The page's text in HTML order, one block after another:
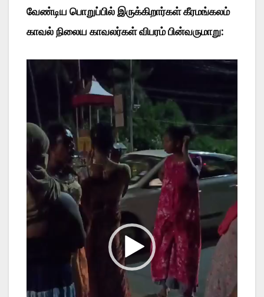
வேண்டிய பொறுப்பில் இருக்கிறார்கள் கீரமங்கலம்
காவல் நிலைய காவலர்கள் விபரம் பின்வருமாறு:
Video
Player